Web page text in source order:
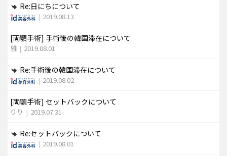
Re:日にちについて
| 2019.08.13
[両顎手術] 手術後の韓国滞在について
雅 | 2019.08.01
Re:手術後の韓国滞在について
| 2019.08.02
[両顎手術] セットバックについて
りり | 2019.07.31
Re:セットバックについて
| 2019.08.01